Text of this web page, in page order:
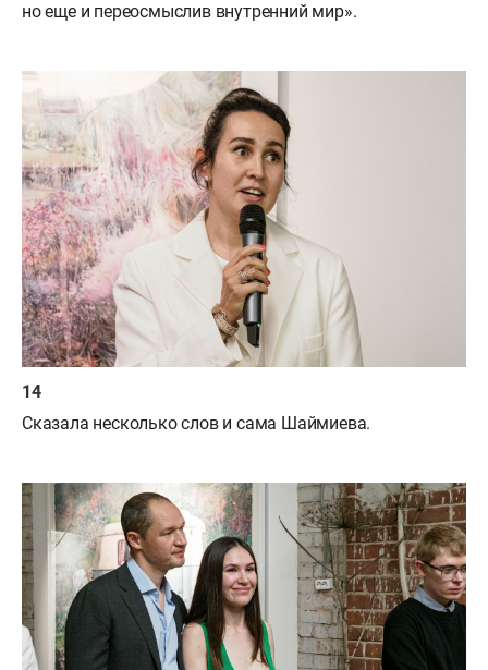
но еще и переосмыслив внутренний мир».
Сказала несколько слов и сама Шаймиева.